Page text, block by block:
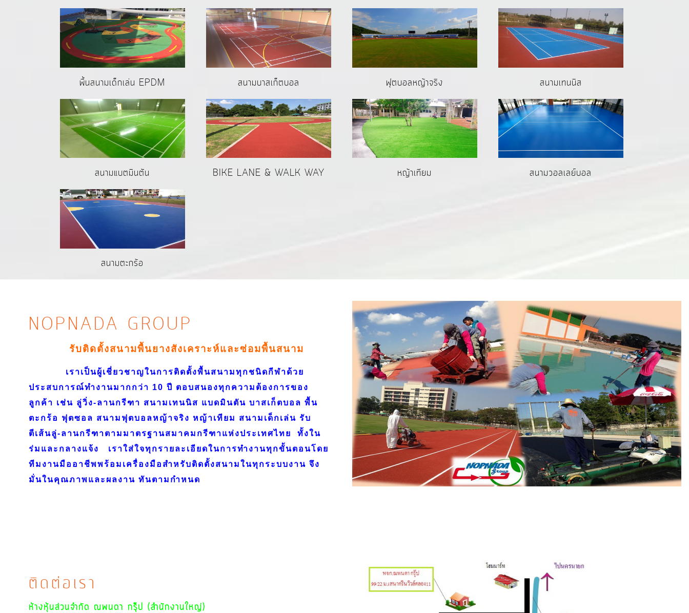
พื้นสนามเด็กเล่น EPDM สนามบาสเก็ตบอล ฟุตบอลหญ้าจริง สนามเทนนิส
สนามแบตมินตัน BIKE LANE & WALK WAY หญ้าเทียม สนามวอลเลย์บอล
สนามตะกร้อ
NOPNADA GROUP
รับติดตั้งสนามพื้นยางสังเคราะห์และซ่อมพื้นสนาม
เราเป็นผู้เชี่ยวชาญในการติดตั้งพื้นสนามทุกชนิดกีฬาด้วย
ประสบการณ์ทำงานมากกว่า 10 ปี ตอบสนองทุกความต้องการของ
ลูกค้า เช่น ลู่วิ่ง-ลานกรีฑา สนามเทนนิส แบดมินตัน บาสเก็ตบอล พื้น
ตะกร้อ ฟุตซอล สนามฟุตบอลหญ้าจริง หญ้าเทียม สนามเด็กเล่น รับ
ตีเส้นลู่-ลานกรีฑาตามมาตรฐานสมาคมกรีฑาแห่งประเทศไทย ทั้งใน
ร่มและกลางแจ้ง เราใส่ใจทุกรายละเอียดในการทำงานทุกขั้นตอนโดย
ทีมงานมืออาชีพพร้อมเครื่องมือสำหรับติดตั้งสนามในทุกระบบงาน จึง
มั่นในคุณภาพและผลงาน ทันตามกำหนด
ติดต่อเรา
ห้างหุ้นส่วนจำกัด ณพนดา กรุ๊ป (สำนักงานใหญ่)